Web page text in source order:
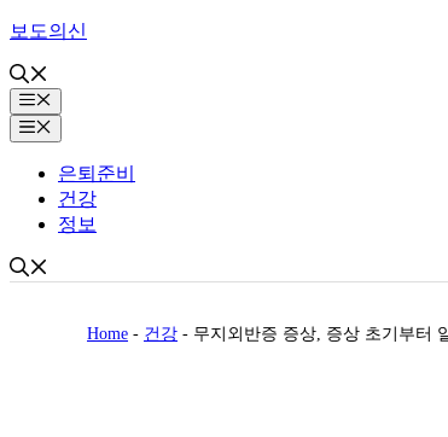
Skip
content
보도의신
Menu
Menu
은퇴준비
건강
정보
Home - 건강 - 무지외반증 증상, 증상 초기부터